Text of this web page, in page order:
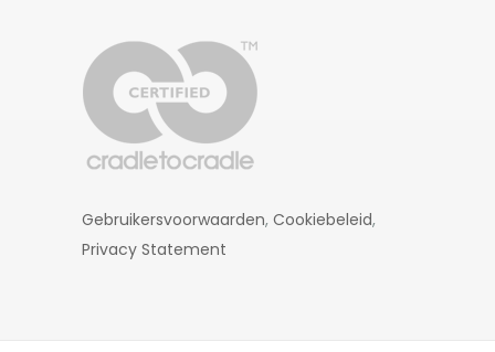
Gebruikersvoorwaarden, Cookiebeleid,
Privacy Statement